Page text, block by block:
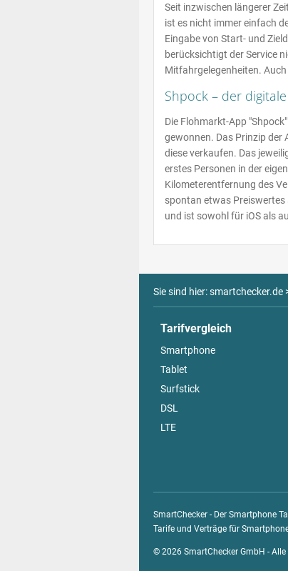
Seit inzwischen längerer
ist es nicht immer einfach
Eingabe von Start- und
berücksichtigt der Service
Mitfahrgelegenheiten.
Shpock – der
Die Flohmarkt-App
gewonnen. Das Prinzip der
diese verkaufen. Das
erstes Personen in der
Kilometerentfernung des
spontan etwas Preiswertes
und ist sowohl für iOS als
Sie sind hier:smartchecker.de
Tarifvergleich
Smartphone
Tablet
Surfstick
DSL
LTE
SmartChecker - Der Smartphone
Tarife und Verträge für
© 2026 SmartChecker GmbH - Alle